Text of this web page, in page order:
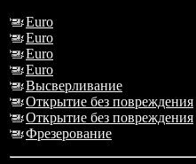
Euro
Euro
Euro
Euro
Высверливание
Открытие без повреждения
Открытие без повреждения
Фрезерование